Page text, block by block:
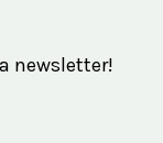
newsletter!